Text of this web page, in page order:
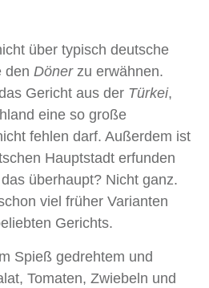
über typisch deutsche
den Dönerzu erwähnen.
Gericht aus der Türkei,
eine so große
fehlen darf. Außerdem ist
Hauptstadt erfunden
überhaupt? Nicht ganz.
viel früher Varianten
Gerichts.
Spieß gedrehtem und
Tomaten, Zwiebeln und